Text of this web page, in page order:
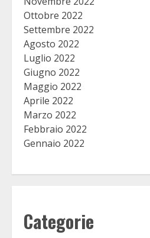
Ottobre 2022
Settembre 2022
Agosto 2022
Luglio 2022
Giugno 2022
Maggio 2022
Aprile 2022
Marzo 2022
Febbraio 2022
Gennaio 2022
Categorie